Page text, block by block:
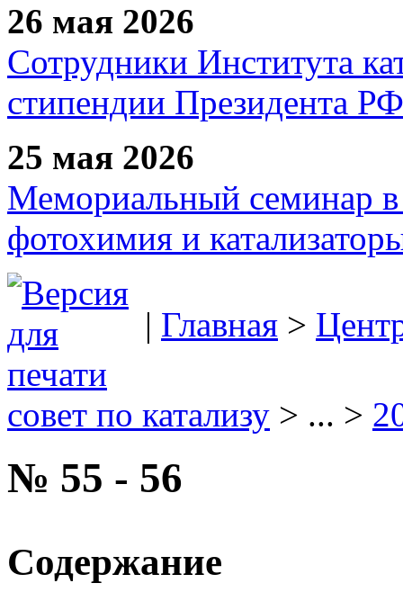
26 мая 2026
Сотрудники Института
стипендии Президента РФ
25 мая 2026
Мемориальный семинар в
фотохимия и
| Главная >
совет по катализу > ... >
№ 55 - 56
Содержание